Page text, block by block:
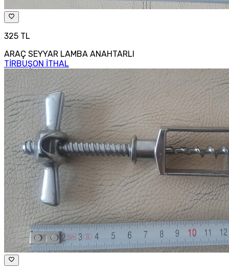
325 TL
ARAÇ SEYYAR LAMBA ANAHTARLI
TİRBUŞON İTHAL